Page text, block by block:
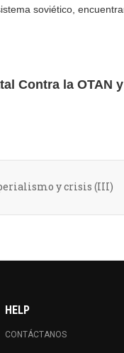
soviético,
Contra la OTAN
y crisis (III)
HELP
CONTÁCTANOS